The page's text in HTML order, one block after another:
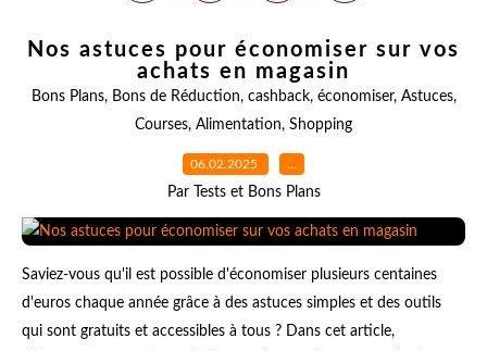
Nos astuces pour économiser sur vos
achats en magasin
Bons Plans, Bons de Réduction, cashback, économiser, Astuces,
Courses, Alimentation, Shopping
06.02.2025 …
Par Tests et Bons Plans
Saviez-vous qu'il est possible d'économiser plusieurs centaines
d'euros chaque année grâce à des astuces simples et des outils
qui sont gratuits et accessibles à tous ? Dans cet article,